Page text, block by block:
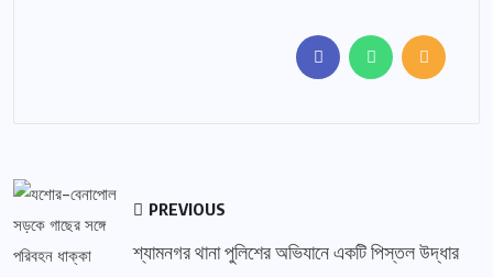
PREVIOUS
শ্যামনগর থানা পুলিশের অভিযানে একটি পিস্তল উদ্ধার